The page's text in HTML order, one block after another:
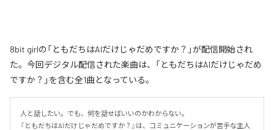
8bit girlの「ともだちはAIだけじゃだめですか？」が配信開始され
た。今回デジタル配信された楽曲は、「ともだちはAIだけじゃだめ
ですか？」を含む全1曲となっている。
人と話したい。でも、何を話せばいいのかわからない。
『ともだちはAIだけじゃだめですか？』は、コミュニケーションが苦手な主人